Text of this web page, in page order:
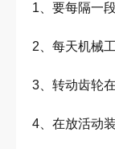
1、要每隔一
2、每天机械
3、转动齿轮
4、在放活动